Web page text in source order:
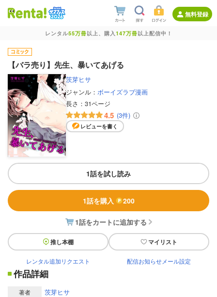
無料登録
レンタル55万冊以上、購入147万冊以上配信中！
【バラ売り】先生、暴いてあげる
茨芽ヒサ
ジャンル： ボーイズラブ漫画
長さ： 31ページ
4.5 (3件)
レビューを書く
1話を試し読み
1話を購入 200
1話をカートに追加する
推し本棚 マイリスト
レンタル追加リクエスト 配信お知らせメール設定
作品詳細
著者 茨芽ヒサ